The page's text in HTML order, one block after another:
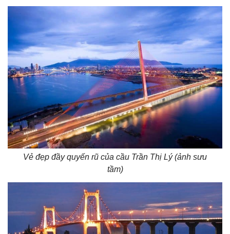
Vẻ đẹp đầy quyến rũ của cầu Trần Thị Lý (ảnh sưu
tầm)